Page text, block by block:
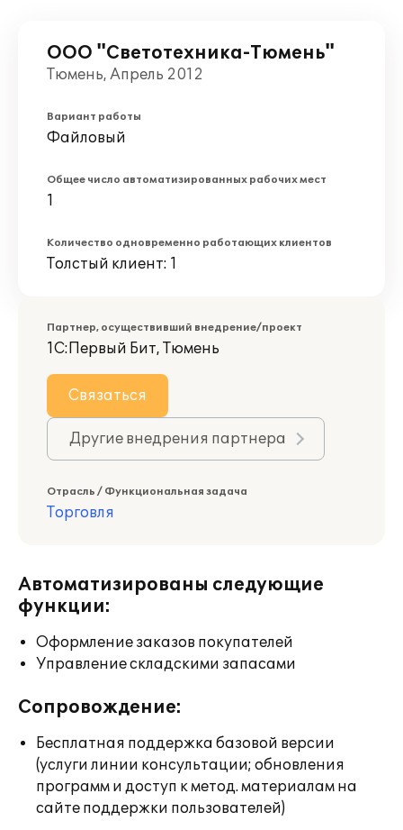
ООО "Светотехника-Тюмень"
Тюмень, Апрель 2012
Вариант работы
Файловый
Общее число автоматизированных рабочих мест
1
Количество одновременно работающих клиентов
Толстый клиент: 1
Партнер, осуществивший внедрение/проект
1С:Первый Бит, Тюмень
Связаться
Другие внедрения партнера
Отрасль / Функциональная задача
Торговля
Автоматизированы следующие
функции:
Оформление заказов покупателей
Управление складскими запасами
Сопровождение:
Бесплатная поддержка базовой версии
(услуги линии консультации; обновления
программ и доступ к метод. материалам на
сайте поддержки пользователей)